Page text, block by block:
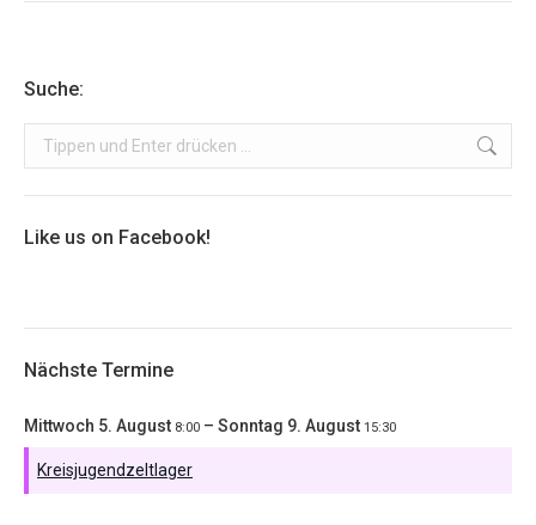
Suche:
Search:
Like us on Facebook!
Nächste Termine
Mittwoch 5. August 8:00 – Sonntag 9. August 15:30
Kreisjugendzeltlager